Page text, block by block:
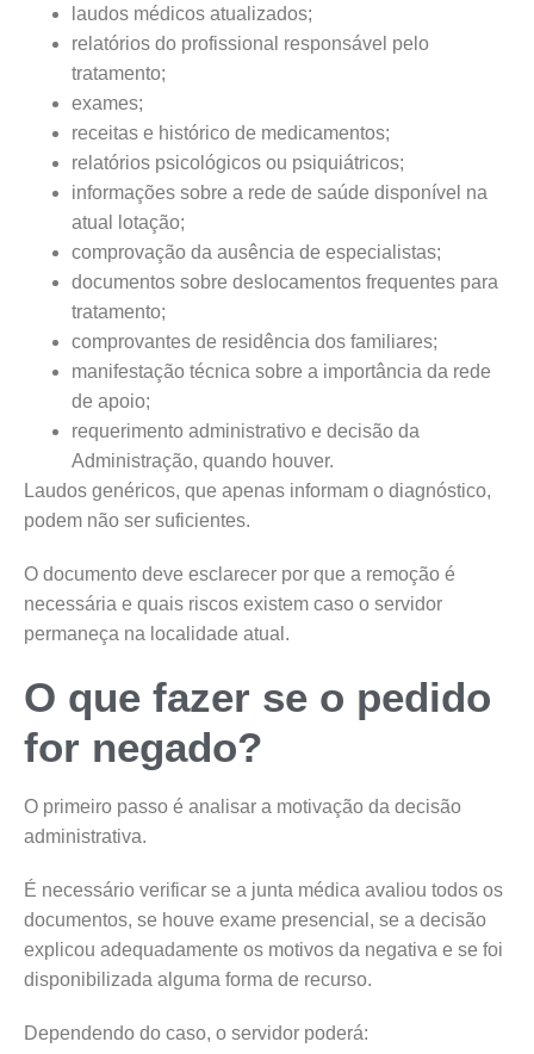
laudos médicos atualizados;
relatórios do profissional responsável pelo
tratamento;
exames;
receitas e histórico de medicamentos;
relatórios psicológicos ou psiquiátricos;
informações sobre a rede de saúde disponível na
atual lotação;
comprovação da ausência de especialistas;
documentos sobre deslocamentos frequentes para
tratamento;
comprovantes de residência dos familiares;
manifestação técnica sobre a importância da rede
de apoio;
requerimento administrativo e decisão da
Administração, quando houver.
Laudos genéricos, que apenas informam o diagnóstico,
podem não ser suficientes.
O documento deve esclarecer por que a remoção é
necessária e quais riscos existem caso o servidor
permaneça na localidade atual.
O que fazer se o pedido
for negado?
O primeiro passo é analisar a motivação da decisão
administrativa.
É necessário verificar se a junta médica avaliou todos os
documentos, se houve exame presencial, se a decisão
explicou adequadamente os motivos da negativa e se foi
disponibilizada alguma forma de recurso.
Dependendo do caso, o servidor poderá: